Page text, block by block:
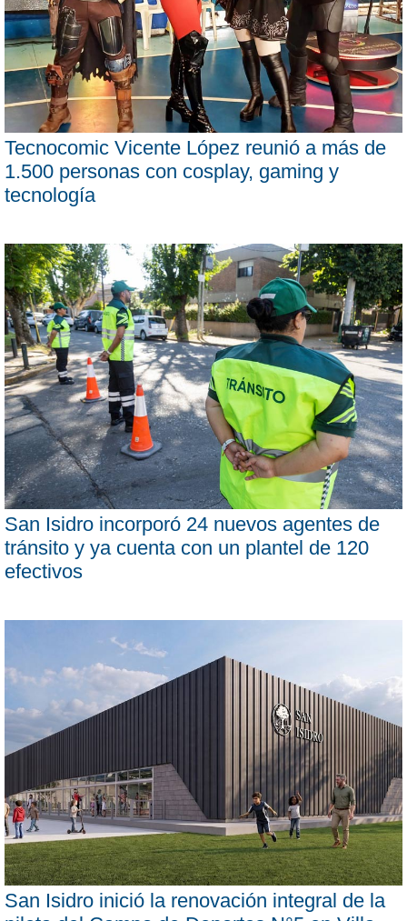
Tecnocomic Vicente López reunió a más de
1.500 personas con cosplay, gaming y
tecnología
San Isidro incorporó 24 nuevos agentes de
tránsito y ya cuenta con un plantel de 120
efectivos
San Isidro inició la renovación integral de la